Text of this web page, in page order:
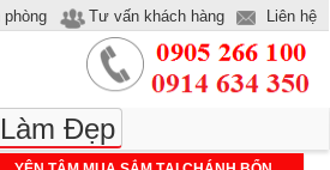
Liên hệ
phòng Tư vấn khách hàng
Làm Đẹp